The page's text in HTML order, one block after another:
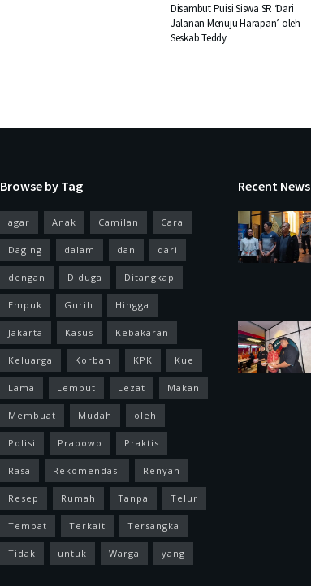
Disambut Puisi Siswa SR ‘Dari
Jalanan Menuju Harapan’ oleh
Seskab Teddy
Browse by Tag
agar Anak Camilan Cara
Daging dalam dan dari
dengan Diduga Ditangkap
Empuk Gurih Hingga
Jakarta Kasus Kebakaran
Keluarga Korban KPK Kue
Lama Lembut Lezat Makan
Membuat Mudah oleh
Polisi Prabowo Praktis
Rasa Rekomendasi Renyah
Resep Rumah Tanpa Telur
Tempat Terkait Tersangka
Tidak untuk Warga yang
Recent News